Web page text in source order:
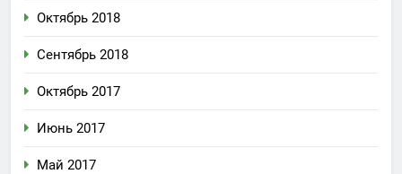
Октябрь 2018
Сентябрь 2018
Октябрь 2017
Июнь 2017
Май 2017